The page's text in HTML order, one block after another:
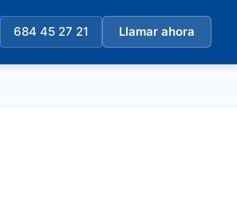
684 45 27 21 Llamar ahora